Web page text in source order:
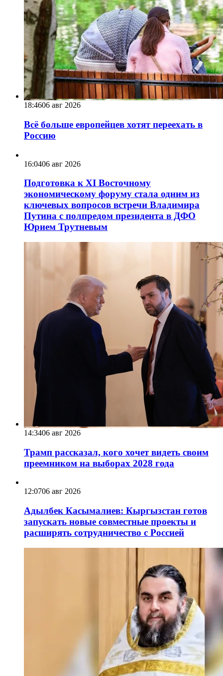
18:4606 авг 2026
Всё больше европейцев хотят переехать в
Россию
16:0406 авг 2026
Подготовка к XI Восточному
экономическому форуму стала одним из
ключевых вопросов встречи Владимира
Путина с полпредом президента в ДФО
Юрием Трутневым
14:3406 авг 2026
Трамп рассказал, кого хочет видеть своим
преемником на выборах 2028 года
12:0706 авг 2026
Адылбек Касымалиев: Кыргызстан готов
запускать новые совместные проекты и
расширять сотрудничество с Россией